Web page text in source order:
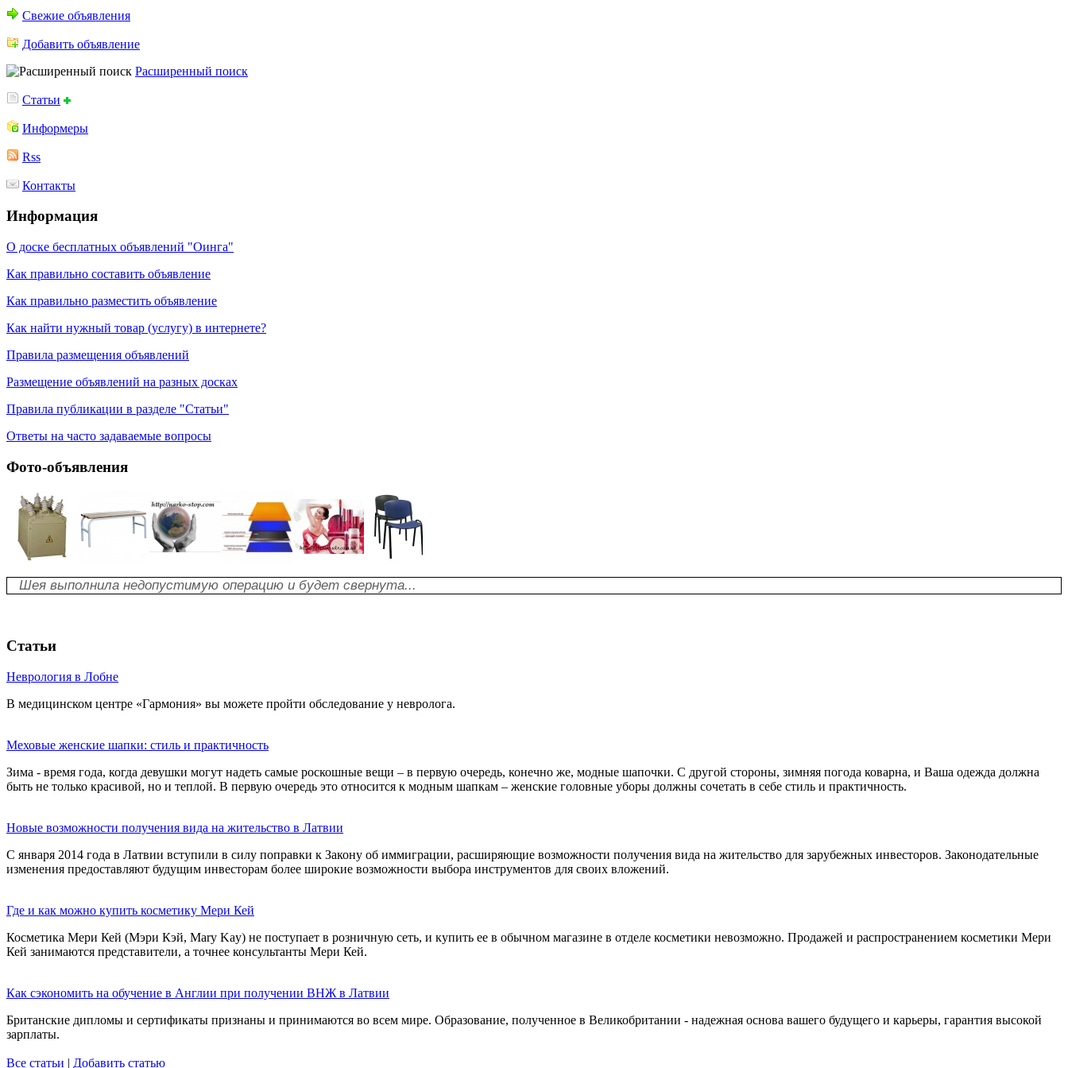
Свежие объявления
Добавить объявление
Расширенный поиск
Статьи
Информеры
Rss
Контакты
Информация
О доске бесплатных объявлений "Оинга"
Как правильно составить объявление
Как правильно разместить объявление
Как найти нужный товар (услугу) в интернете?
Правила размещения объявлений
Размещение объявлений на разных досках
Правила публикации в разделе "Статьи"
Ответы на часто задаваемые вопросы
Фото-объявления
Шея выполнила недопустимую операцию и будет свернута...
Статьи
Неврология в Лобне
В медицинском центре «Гармония» вы можете пройти обследование у невролога.
Меховые женские шапки: стиль и практичность
Зима - время года, когда девушки могут надеть самые роскошные вещи – в первую очередь, конечно же, модные шапочки. С другой стороны, зимняя погода коварна, и Ваша одежда должна
быть не только красивой, но и теплой. В первую очередь это относится к модным шапкам – женские головные уборы должны сочетать в себе стиль и практичность.
Новые возможности получения вида на жительство в Латвии
С января 2014 года в Латвии вступили в силу поправки к Закону об иммиграции, расширяющие возможности получения вида на жительство для зарубежных инвесторов. Законодательные
изменения предоставляют будущим инвесторам более широкие возможности выбора инструментов для своих вложений.
Где и как можно купить косметику Мери Кей
Косметика Мери Кей (Мэри Кэй, Mary Kay) не поступает в розничную сеть, и купить ее в обычном магазине в отделе косметики невозможно. Продажей и распространением косметики Мери
Кей занимаются представители, а точнее консультанты Мери Кей.
Как сэкономить на обучение в Англии при получении ВНЖ в Латвии
Британские дипломы и сертификаты признаны и принимаются во всем мире. Образование, полученное в Великобритании - надежная основа вашего будущего и карьеры, гарантия высокой
зарплаты.
Все статьи | Добавить статью